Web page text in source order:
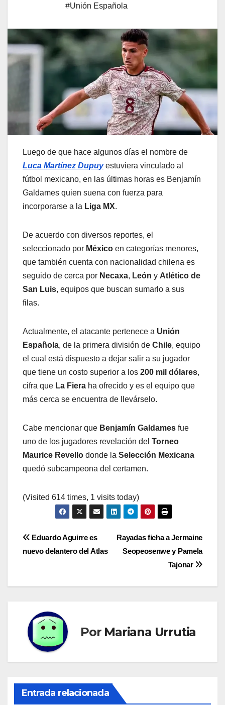
#Unión Española
Luego de que hace algunos días el nombre de
Luca Martínez Dupuyestuviera vinculado al
fútbol mexicano, en las últimas horas es Benjamín
Galdames quien suena con fuerza para
incorporarse a la Liga MX.
De acuerdo con diversos reportes, el
seleccionado por México en categorías menores,
que también cuenta con nacionalidad chilena es
seguido de cerca por Necaxa, León y Atlético de
San Luis, equipos que buscan sumarlo a sus
filas.
Actualmente, el atacante pertenece a Unión
Española, de la primera división de Chile, equipo
el cual está dispuesto a dejar salir a su jugador
que tiene un costo superior a los 200 mil dólares,
cifra que La Fiera ha ofrecido y es el equipo que
más cerca se encuentra de llevárselo.
Cabe mencionar que Benjamín Galdames fue
uno de los jugadores revelación del Torneo
Maurice Revello donde la Selección Mexicana
quedó subcampeona del certamen.
(Visited 614 times, 1 visits today)
Navegación
entradas
Rayadas ficha a Jermaine
Seopeosenwe y Pamela
Tajonar
Eduardo Aguirre es
nuevo delantero del Atlas
Por Mariana Urrutia
Entrada relacionada